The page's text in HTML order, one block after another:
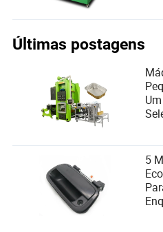
Últimas postagens
5